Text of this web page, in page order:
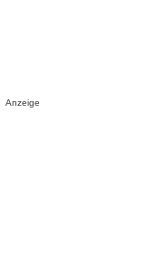
Anzeige